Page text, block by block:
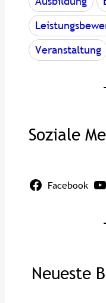
Veranstaltung
Soziale
Facebook
Neueste